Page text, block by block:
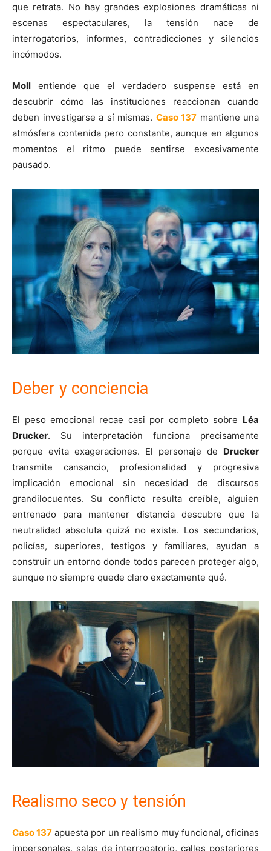
que retrata. No hay grandes explosiones dramáticas ni
escenas espectaculares, la tensión nace de
interrogatorios, informes, contradicciones y silencios
incómodos.
Moll entiende que el verdadero suspense está en
descubrir cómo las instituciones reaccionan cuando
deben investigarse a sí mismas. Caso 137 mantiene una
atmósfera contenida pero constante, aunque en algunos
momentos el ritmo puede sentirse excesivamente
pausado.
Deber y conciencia
El peso emocional recae casi por completo sobre Léa
Drucker. Su interpretación funciona precisamente
porque evita exageraciones. El personaje de Drucker
transmite cansancio, profesionalidad y progresiva
implicación emocional sin necesidad de discursos
grandilocuentes. Su conflicto resulta creíble, alguien
entrenado para mantener distancia descubre que la
neutralidad absoluta quizá no existe. Los secundarios,
policías, superiores, testigos y familiares, ayudan a
construir un entorno donde todos parecen proteger algo,
aunque no siempre quede claro exactamente qué.
Realismo seco y tensión
Caso 137 apuesta por un realismo muy funcional, oficinas
impersonales, salas de interrogatorio, calles posteriores